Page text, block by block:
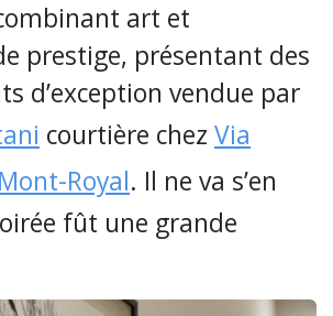
art et
prestige, présentant des
d’exception vendue par
courtière chez Via
Royal. Il ne va s’en
fût une grande